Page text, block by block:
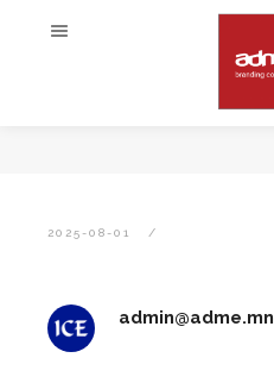
2025-08-01
admin@adme.mn